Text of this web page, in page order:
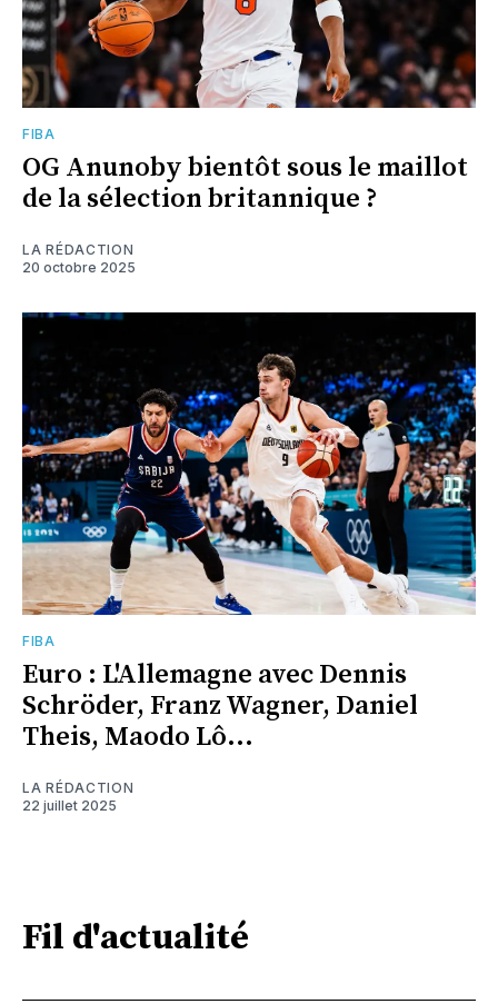
FIBA
OG Anunoby bientôt sous le maillot
de la sélection britannique ?
LA RÉDACTION
20 octobre 2025
FIBA
Euro : L'Allemagne avec Dennis
Schröder, Franz Wagner, Daniel
Theis, Maodo Lô...
LA RÉDACTION
22 juillet 2025
Fil d'actualité